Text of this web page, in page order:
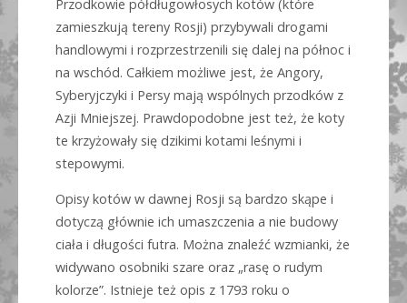
Przodkowie półdługowłosych kotów (które
zamieszkują tereny Rosji) przybywali drogami
handlowymi i rozprzestrzenili się dalej na północ i
na wschód. Całkiem możliwe jest, że Angory,
Syberyjczyki i Persy mają wspólnych przodków z
Azji Mniejszej. Prawdopodobne jest też, że koty
te krzyżowały się dzikimi kotami leśnymi i
stepowymi.
Opisy kotów w dawnej Rosji są bardzo skąpe i
dotyczą głównie ich umaszczenia a nie budowy
ciała i długości futra. Można znaleźć wzmianki, że
widywano osobniki szare oraz „rasę o rudym
kolorze”. Istnieje też opis z 1793 roku o